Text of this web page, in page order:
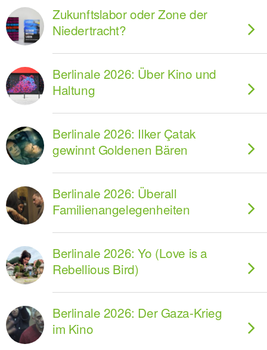
Zukunftslabor oder Zone der
Niedertracht?
Berlinale 2026: Über Kino und
Haltung
Berlinale 2026: Ilker Çatak
gewinnt Goldenen Bären
Berlinale 2026: Überall
Familienangelegenheiten
Berlinale 2026: Yo (Love is a
Rebellious Bird)
Berlinale 2026: Der Gaza-Krieg
im Kino